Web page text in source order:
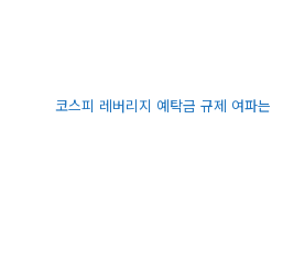
코스피 레버리지 예탁금 규제 여파는